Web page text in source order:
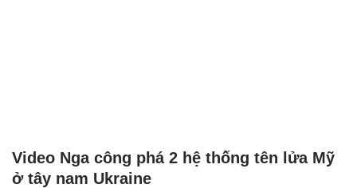
Video Nga công phá 2 hệ thống tên lửa Mỹ
ở tây nam Ukraine